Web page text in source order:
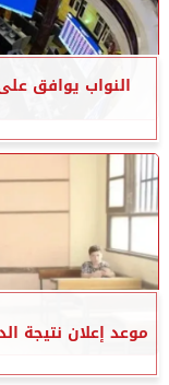
النواب يوافق
موعد إعلان نتيجة